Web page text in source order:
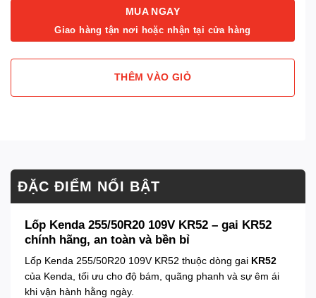
MUA NGAY
Giao hàng tận nơi hoặc nhận tại cửa hàng
THÊM VÀO GIỎ
ĐẶC ĐIỂM NỔI BẬT
Lốp Kenda 255/50R20 109V KR52 – gai KR52
chính hãng, an toàn và bền bỉ
Lốp Kenda 255/50R20 109V KR52 thuộc dòng gai KR52
của Kenda, tối ưu cho độ bám, quãng phanh và sự êm ái
khi vận hành hằng ngày.